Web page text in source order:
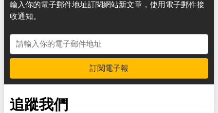
輸入你的電子郵件地址訂閱網站新文章，使用電子郵件接
收通知。
電子郵件地址
訂閱電子報
追蹤我們